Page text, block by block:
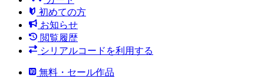
初めての方
お知らせ
閲覧履歴
シリアルコードを利用する
無料・セール作品